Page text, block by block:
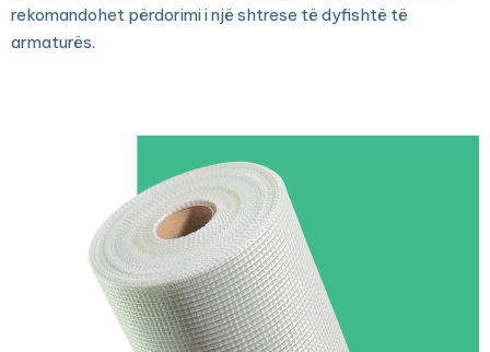
rekomandohet përdorimi i një shtrese të dyfishtë të
armaturës.